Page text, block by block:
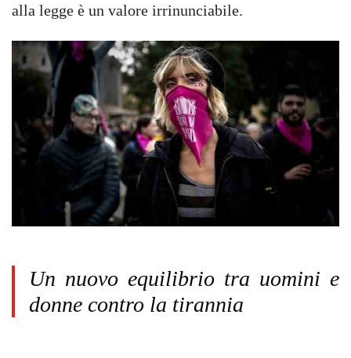
alla legge è un valore irrinunciabile.
Un nuovo equilibrio tra uomini e
donne contro la tirannia